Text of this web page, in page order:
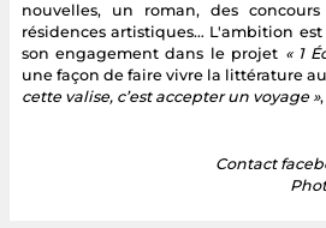
nouvelles, un roman, des
résidences artistiques… L'ambition
son engagement dans le projet « 1
une façon de faire vivre la littérature
cette valise, c’est accepter un voyage »
Contact